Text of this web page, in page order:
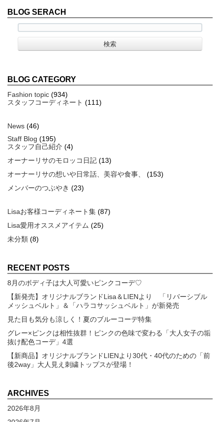
BLOG SERACH
BLOG CATEGORY
Fashion topic (934)
スタッフコーディネート (111)
News (46)
Staff Blog (195)
スタッフ自己紹介 (4)
オーナーリサのモロッコ日記 (13)
オーナーリサの想いや日常話、美容や食事、
(153)
メンバーのつぶやき (23)
Lisaお客様コーディネート集 (87)
Lisa愛用オススメアイテム (25)
未分類 (8)
RECENT POSTS
8月のボディ子は大人可愛いピンクコーデ♡
【新発売】オリジナルブランドLisa＆LIENより 「リバーシブル
メッシュベルト」＆「ハラコサッシュベルト」が新発売
見た目も気分も涼しく！夏のブルーコーデ特集
グレー×ピンクは相性抜群！ピンクの色味で変わる「大人女子の垢
抜け配色コーデ」4選
【新商品】オリジナルブランドLIENより30代・40代のための「前
後2way」大人見え刺繍トップスが登場！
ARCHIVES
2026年8月